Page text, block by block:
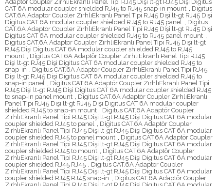
Adaptör Coupler ZırhlıEkranlı Panel Tipi RJ45 Dişi lt-gt RJ45 Dişi Digitus
CAT 6A modular coupler shielded RJ45 to RJ45 snap-in mount
Digitus
CAT.6A Adaptör Coupler ZırhlıEkranlı Panel Tipi RJ45 Dişi lt-gt RJ45 Dişi
Digitus CAT 6A modular coupler shielded RJ45 to RJ45 panel
Digitus
CAT.6A Adaptör Coupler ZırhlıEkranlı Panel Tipi RJ45 Dişi lt-gt RJ45 Dişi
Digitus CAT 6A modular coupler shielded RJ45 to RJ45 panel mount
Digitus CAT.6A Adaptör Coupler ZırhlıEkranlı Panel Tipi RJ45 Dişi lt-gt
RJ45 Dişi Digitus CAT 6A modular coupler shielded RJ45 to RJ45
mount
Digitus CAT.6A Adaptör Coupler ZırhlıEkranlı Panel Tipi RJ45
Dişi lt-gt RJ45 Dişi Digitus CAT 6A modular coupler shielded RJ45 to
snap-in
Digitus CAT.6A Adaptör Coupler ZırhlıEkranlı Panel Tipi RJ45
Dişi lt-gt RJ45 Dişi Digitus CAT 6A modular coupler shielded RJ45 to
snap-in panel
Digitus CAT.6A Adaptör Coupler ZırhlıEkranlı Panel Tipi
RJ45 Dişi lt-gt RJ45 Dişi Digitus CAT 6A modular coupler shielded RJ45
to snap-in panel mount
Digitus CAT.6A Adaptör Coupler ZırhlıEkranlı
Panel Tipi RJ45 Dişi lt-gt RJ45 Dişi Digitus CAT 6A modular coupler
shielded RJ45 to snap-in mount
Digitus CAT.6A Adaptör Coupler
ZırhlıEkranlı Panel Tipi RJ45 Dişi lt-gt RJ45 Dişi Digitus CAT 6A modular
coupler shielded RJ45 to panel
Digitus CAT.6A Adaptör Coupler
ZırhlıEkranlı Panel Tipi RJ45 Dişi lt-gt RJ45 Dişi Digitus CAT 6A modular
coupler shielded RJ45 to panel mount
Digitus CAT.6A Adaptör Coupler
ZırhlıEkranlı Panel Tipi RJ45 Dişi lt-gt RJ45 Dişi Digitus CAT 6A modular
coupler shielded RJ45 to mount
Digitus CAT.6A Adaptör Coupler
ZırhlıEkranlı Panel Tipi RJ45 Dişi lt-gt RJ45 Dişi Digitus CAT 6A modular
coupler shielded RJ45 RJ45
Digitus CAT.6A Adaptör Coupler
ZırhlıEkranlı Panel Tipi RJ45 Dişi lt-gt RJ45 Dişi Digitus CAT 6A modular
coupler shielded RJ45 RJ45 snap-in
Digitus CAT.6A Adaptör Coupler